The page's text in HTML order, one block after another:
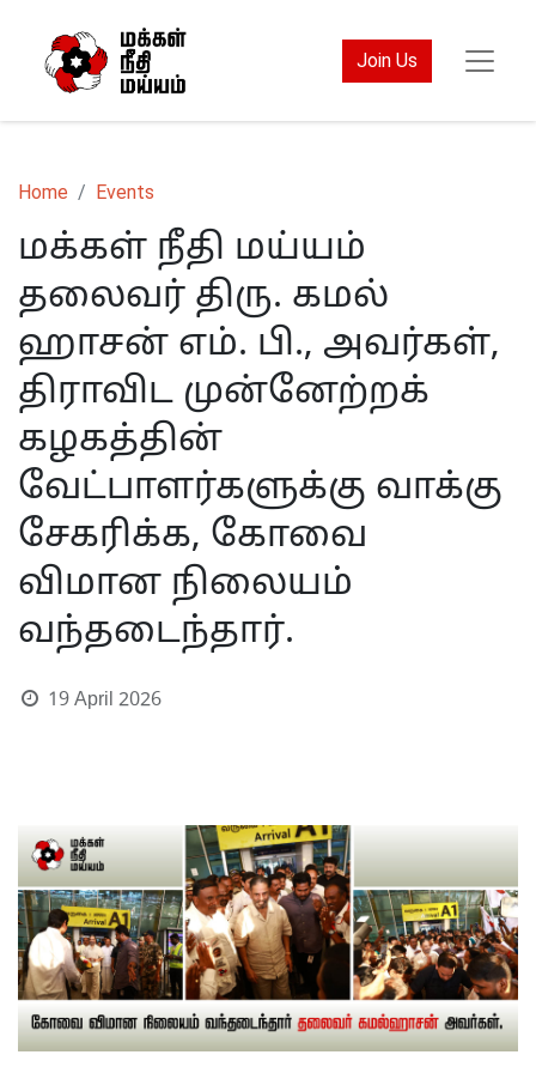
Join Us
Home Events
மக்கள் நீதி மய்யம்
தலைவர் திரு. கமல்
ஹாசன் எம். பி., அவர்கள்,
திராவிட முன்னேற்றக்
கழகத்தின்
வேட்பாளர்களுக்கு வாக்கு
சேகரிக்க, கோவை
விமான நிலையம்
வந்தடைந்தார்.
19 April 2026